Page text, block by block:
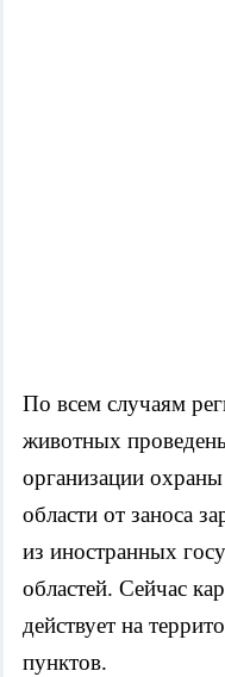
По всем случаям
животных
организации
области от заноса
из иностранных
областей. Сейчас
действует на
пунктов.